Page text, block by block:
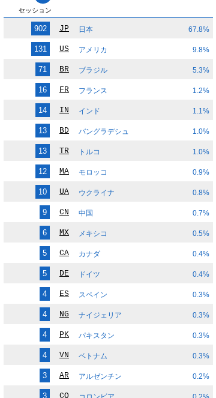
セッション
902 JP 日本 67.8%
131 US アメリカ 9.8%
71 BR ブラジル 5.3%
16 FR フランス 1.2%
14 IN インド 1.1%
13 BD バングラデシュ 1.0%
13 TR トルコ 1.0%
12 MA モロッコ 0.9%
10 UA ウクライナ 0.8%
9 CN 中国 0.7%
6 MX メキシコ 0.5%
5 CA カナダ 0.4%
5 DE ドイツ 0.4%
4 ES スペイン 0.3%
4 NG ナイジェリア 0.3%
4 PK パキスタン 0.3%
4 VN ベトナム 0.3%
3 AR アルゼンチン 0.2%
3 CO